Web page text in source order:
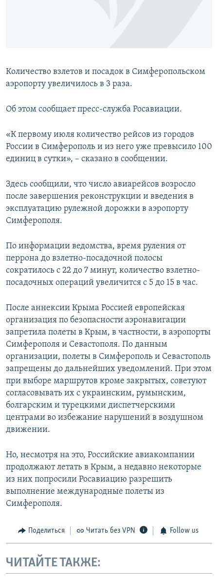
Все сайты RFE/RL
Количество взлетов и посадок в Симферопольском
аэропорту увеличилось в 3 раза.
Об этом сообщает пресс-служба Росавиации.
«К первому июля количество рейсов из городов
России в Симферополь и из него уже превысило 100
единиц в сутки», – сказано в сообщении.
Здесь сообщили, что число авиарейсов возросло
после завершения реконструкции и введения в
эксплуатацию рулежной дорожки в аэропорту
Симферополя.
По информации ведомства, время руления от
перрона до взлетно-посадочной полосы
сократилось с 22 до 7 минут, количество взлетно-
посадочных операций увеличится с 5 до 15 в час.
После аннексии Крыма Россией европейская
организация по безопасности аэронавигации
запретила полеты в Крым, в частности, в аэропорты
Симферополя и Севастополя. По данным
организации, полеты в Симферополь и Севастополь
запрещены до дальнейших уведомлений. При этом
при выборе маршрутов кроме закрытых, советуют
согласовывать их с украинским, румынским,
болгарским и турецкими диспетчерскими
центрами во избежание нарушений в воздушном
движении.
Но, несмотря на это, Российские авиакомпании
продолжают летать в Крым, а недавно некоторые
из них попросили Росавиацию разрешить
выполнение международные полеты из
Симферополя.
Поделиться Читать без VPN Follow us
ЧИТАЙТЕ ТАКЖЕ: